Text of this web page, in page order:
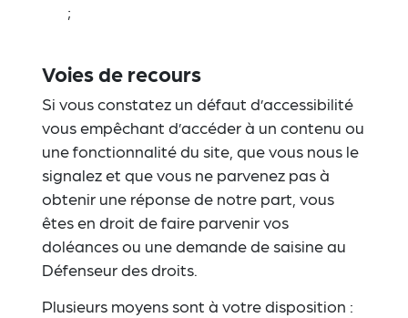
;
Voies de recours
Si vous constatez un défaut d’accessibilité
vous empêchant d’accéder à un contenu ou
une fonctionnalité du site, que vous nous le
signalez et que vous ne parvenez pas à
obtenir une réponse de notre part, vous
êtes en droit de faire parvenir vos
doléances ou une demande de saisine au
Défenseur des droits.
Plusieurs moyens sont à votre disposition :